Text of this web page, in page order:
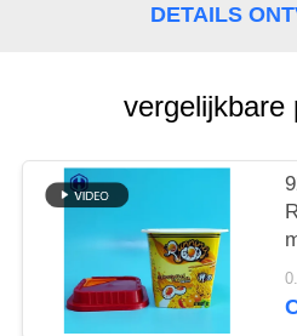
OFFERTE
SITEMAP
PRIVACYBELEID
DETAILS
vergelijkbare